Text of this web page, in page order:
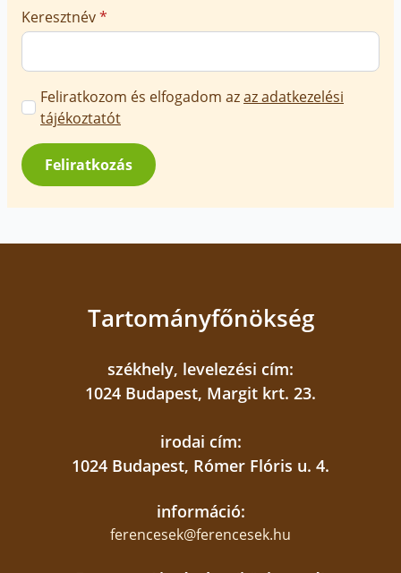
Keresztnév*
Marketing
üzenetek
jóváhagyása
*
Feliratkozom és elfogadom azaz adatkezelési
tájékoztatót
Feliratkozás
Tartományfőnökség
székhely, levelezési cím:
1024 Budapest, Margit krt. 23.
irodai cím:
1024 Budapest, Rómer Flóris u. 4.
információ:
ferencesek@ferencesek.hu